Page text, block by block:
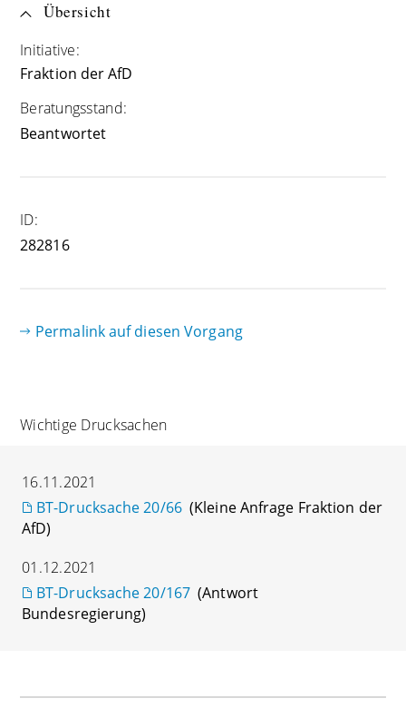
Übersicht
Initiative:
Fraktion der AfD
Beratungsstand:
Beantwortet
ID:
282816
Permalink auf diesen Vorgang
Wichtige Drucksachen
16.11.2021
BT-Drucksache 20/66 (Kleine Anfrage Fraktion der
AfD)
01.12.2021
BT-Drucksache 20/167 (Antwort
Bundesregierung)